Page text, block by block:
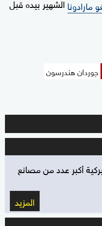
مارادونا الشهير بيده قبل
جوردان هندرسون
أكبر عدد من مصانع
المزيد